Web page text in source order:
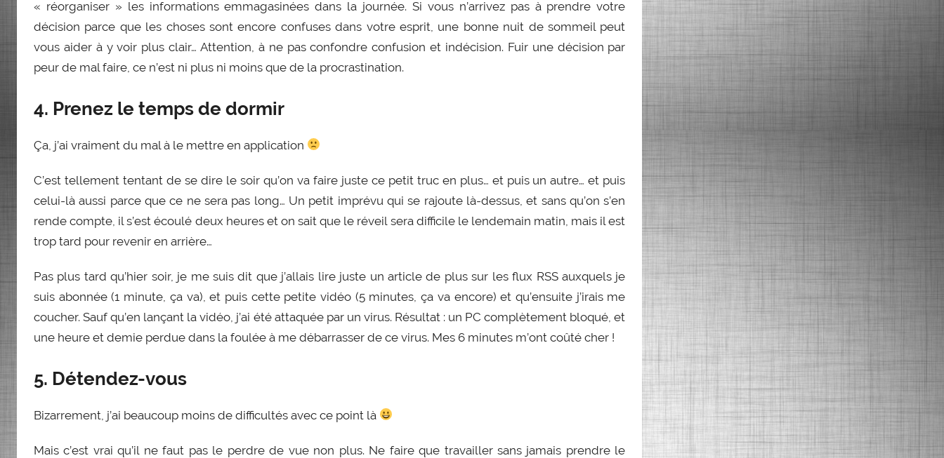
« réorganiser » les informations emmagasinées dans la journée. Si vous n’arrivez pas à prendre votre
décision parce que les choses sont encore confuses dans votre esprit, une bonne nuit de sommeil peut
vous aider à y voir plus clair… Attention, à ne pas confondre confusion et indécision. Fuir une décision par
peur de mal faire, ce n’est ni plus ni moins que de la procrastination.
4. Prenez le temps de dormir
Ça, j’ai vraiment du mal à le mettre en application
C’est tellement tentant de se dire le soir qu’on va faire juste ce petit truc en plus… et puis un autre… et puis
celui-là aussi parce que ce ne sera pas long… Un petit imprévu qui se rajoute là-dessus, et sans qu’on s’en
rende compte, il s’est écoulé deux heures et on sait que le réveil sera difficile le lendemain matin, mais il est
trop tard pour revenir en arrière…
Pas plus tard qu’hier soir, je me suis dit que j’allais lire juste un article de plus sur les flux RSS auxquels je
suis abonnée (1 minute, ça va), et puis cette petite vidéo (5 minutes, ça va encore) et qu’ensuite j’irais me
coucher. Sauf qu’en lançant la vidéo, j’ai été attaquée par un virus. Résultat : un PC complètement bloqué, et
une heure et demie perdue dans la foulée à me débarrasser de ce virus. Mes 6 minutes m’ont coûté cher !
5. Détendez-vous
Bizarrement, j’ai beaucoup moins de difficultés avec ce point là
Mais c’est vrai qu’il ne faut pas le perdre de vue non plus. Ne faire que travailler sans jamais prendre le